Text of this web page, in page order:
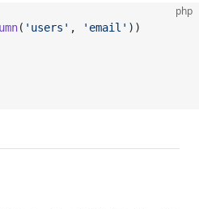
php
( 'users' , 'email' ))